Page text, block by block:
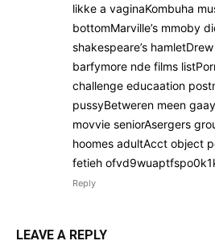
likke a vaginaKombuha
bottomMarville’s mmoby
shakespeare’s hamletDrew
barfymore nde films
challenge educaation
pussyBetweren meen
movvie seniorAsergers
hoomes adultAcct object
fetieh
Reply
LEAVE A REPLY